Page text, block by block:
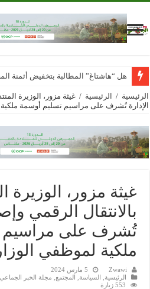
هل “هاشتاغ” المطالبة بتخفيض أثمنة
الرئيسية / الرئيسية / غيثة مزور، الوزيرة
الإدارة تُشرف على مراسيم تسليم أوسمة
غيثة مزور، الوزيرة
بالانتقال الرقمي
تُشرف على مراسيم
ملكية لموظفي
Zwawi
5 مارس 2024
الرئيسية
السياسة المجتمع مجلة الخبر الجماعي
553 زيارة